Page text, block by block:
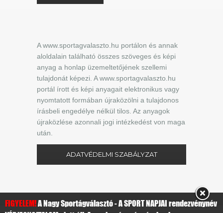
A www.sportagvalaszto.hu portálon és annak
aloldalain található összes szöveges és képi
anyag a honlap üzemeltetőjének szellemi
tulajdonát képezi. A www.sportagvalaszto.hu
portál írott és képi anyagait elektronikus vagy
nyomtatott formában újraközölni a tulajdonos
írásbeli engedélye nélkül tilos. Az anyagok
újraközlése azonnali jogi intézkedést von maga
után.
ADATVÉDELMI SZABÁLYZAT
FIGYELEM!A Nagy Sportágválasztó - A SPORT NAPJAI rendezvénynév